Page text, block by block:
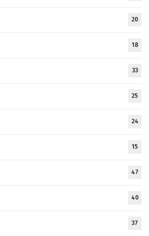
20
18
33
25
24
15
47
40
37